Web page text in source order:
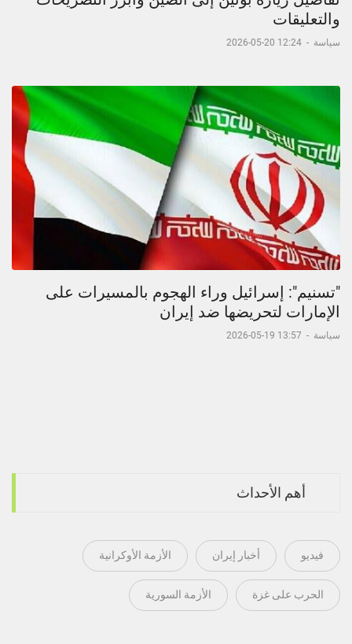
والتعليقات
سياسة -
12:24 20-05-2026
"تسنيم": إسرائيل وراء الهجوم بالمسيرات على
الإمارات لتحريضها ضد إيران
سياسة -
13:57 19-05-2026
أهم الأحداث
فيديو أخبار إيران الأزمة الأوكرانية
الحرب على غزة الأزمة السورية